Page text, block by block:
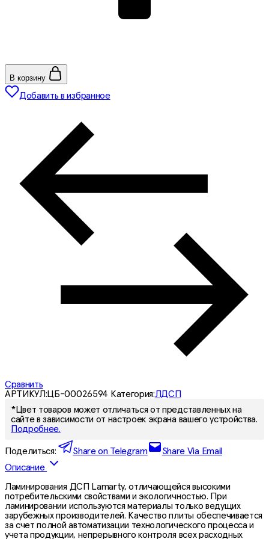
В корзину
Добавить в избранное
Сравнить
АРТИКУЛ:ЦБ-00026594 Категория:ЛДСП
*Цвет товаров может отличаться от представленных на
сайте в зависимости от настроек экрана вашего устройства.
Подробнее.
Поделиться: Share on Telegram
Share Via Email
Описание
Ламинирования ДСП Lamarty, отличающейся высокими
потребительскими свойствами и экологичностью. При
ламинировании используются материалы только ведущих
зарубежных производителей. Качество плиты обеспечивается
за счет полной автоматизации технологического процесса и
учета продукции, непрерывного контроля всех расходных